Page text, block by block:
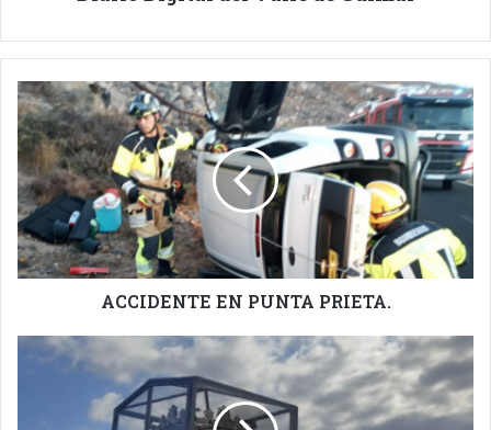
ACCIDENTE
EN
PUNTA
PRIETA.
ACCIDENTE EN PUNTA PRIETA.
LA
PATRONA